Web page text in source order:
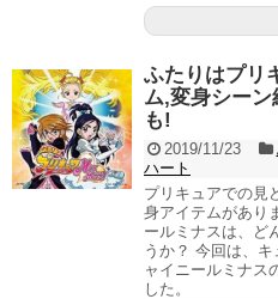
ふたりはプリ
ム,変身シー
も!
2019/11/23
ハート
プリキュアでの見
身アイテムがあり
ールミナスは、ど
うか？ 今回は、
ャイニールミナス
した。